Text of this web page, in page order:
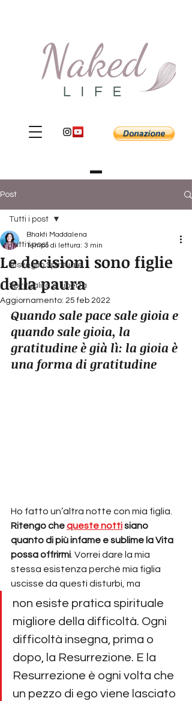
Post
Tutti i post
Risveglio Spirituale
Spiritualità e Libertà
Tutti i post
Le decisioni sono figlie
della paura
Bhakti Maddalena
Tempo di lettura: 3 min
Aggiornamento: 25 feb 2022
Quando sale pace sale gioia e
quando sale gioia, la
gratitudine è già lì: la gioia è
una forma di gratitudine
Ho fatto un’altra notte con mia figlia.
Ritengo che queste notti siano
quanto di più infame e sublime la Vita
possa offrirmi. Vorrei dare la mia
stessa esistenza perché mia figlia
uscisse da questi disturbi, ma
non esiste pratica spirituale
migliore della difficoltà. Ogni
difficoltà insegna, prima o
dopo, la Resurrezione. E la
Resurrezione è ogni volta che
un pezzo di ego viene lasciato